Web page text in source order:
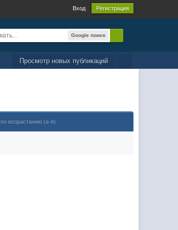
Вход Регистрация
Google поиск
Просмотр новых публикаций
по возрастанию (а-я)